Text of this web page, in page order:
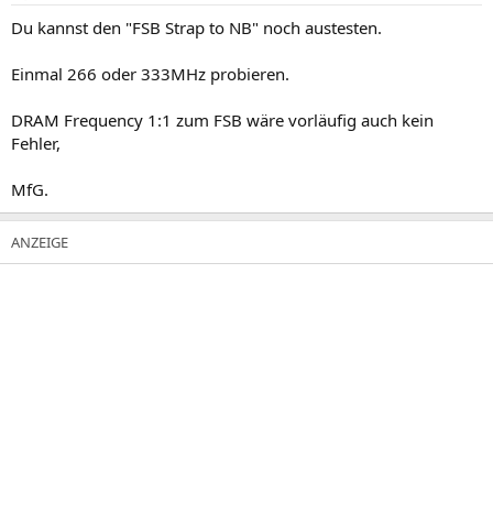
Du kannst den "FSB Strap to NB" noch austesten.
Einmal 266 oder 333MHz probieren.
DRAM Frequency 1:1 zum FSB wäre vorläufig auch kein
Fehler,
MfG.